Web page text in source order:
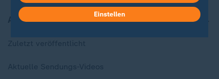
Aktuell bei ZDFheute
Einstellen